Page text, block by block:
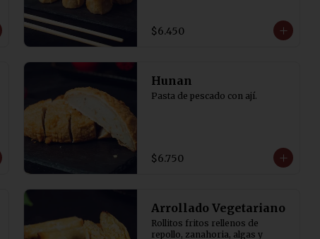
$6.450
Hunan
Pasta de pescado con ají.
$6.750
Arrollado Vegetariano
Rollitos fritos rellenos de
repollo, zanahoria, algas y